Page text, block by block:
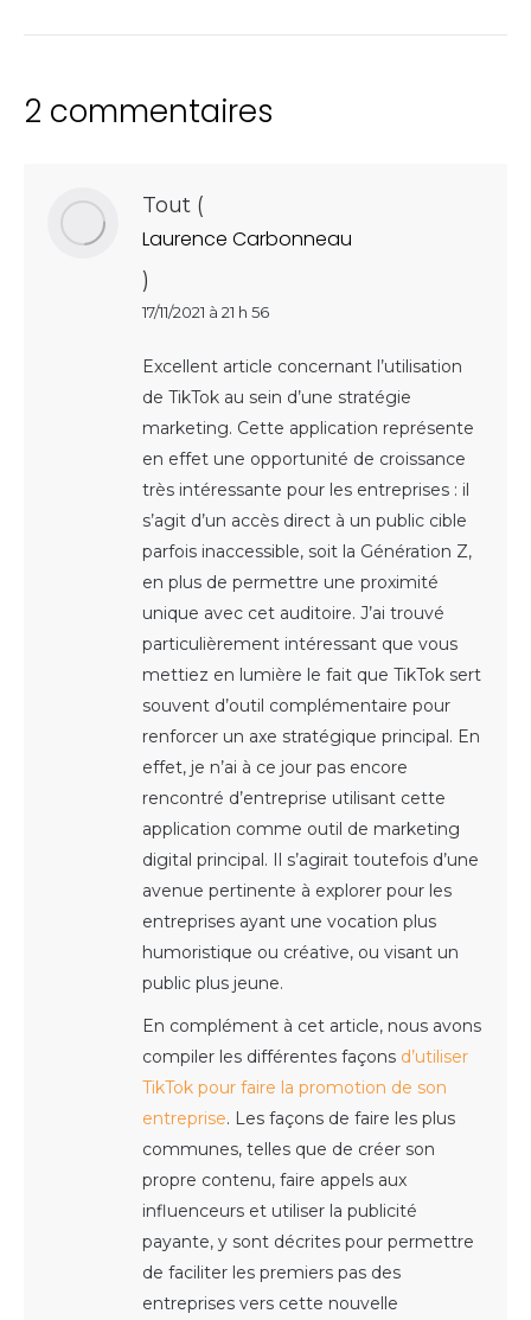
2 commentaires
Tout (
Laurence Carbonneau
)
17/11/2021 à 21 h 56
Excellent article concernant l’utilisation
de TikTok au sein d’une stratégie
marketing. Cette application représente
en effet une opportunité de croissance
très intéressante pour les entreprises : il
s’agit d’un accès direct à un public cible
parfois inaccessible, soit la Génération Z,
en plus de permettre une proximité
unique avec cet auditoire. J’ai trouvé
particulièrement intéressant que vous
mettiez en lumière le fait que TikTok sert
souvent d’outil complémentaire pour
renforcer un axe stratégique principal. En
effet, je n’ai à ce jour pas encore
rencontré d’entreprise utilisant cette
application comme outil de marketing
digital principal. Il s’agirait toutefois d’une
avenue pertinente à explorer pour les
entreprises ayant une vocation plus
humoristique ou créative, ou visant un
public plus jeune.
En complément à cet article, nous avons
compiler les différentes façons d’utiliser
TikTok pour faire la promotion de son
entreprise. Les façons de faire les plus
communes, telles que de créer son
propre contenu, faire appels aux
influenceurs et utiliser la publicité
payante, y sont décrites pour permettre
de faciliter les premiers pas des
entreprises vers cette nouvelle